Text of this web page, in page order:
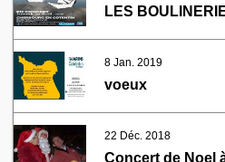
8 Jan. 2019
voeux
22 Déc. 2018
Concert de Noel